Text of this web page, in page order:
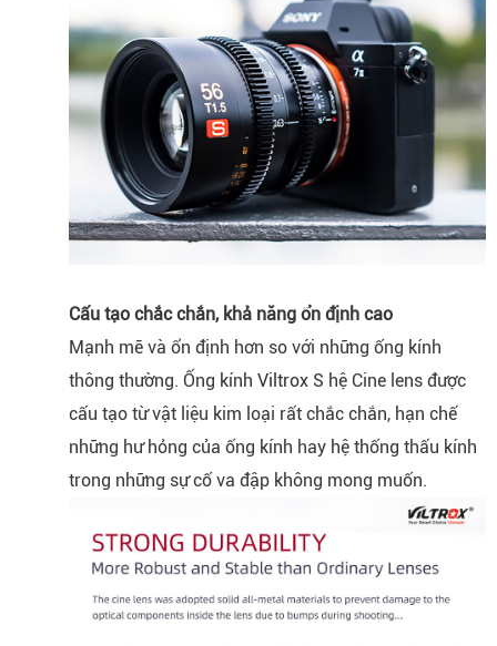
Cấu tạo chắc chắn, khả năng ổn định cao
Mạnh mẽ và ổn định hơn so với những ống kính
thông thường. Ống kính Viltrox S hệ Cine lens được
cấu tạo từ vật liệu kim loại rất chắc chắn, hạn chế
những hư hỏng của ống kính hay hệ thống thấu kính
trong những sự cố va đập không mong muốn.